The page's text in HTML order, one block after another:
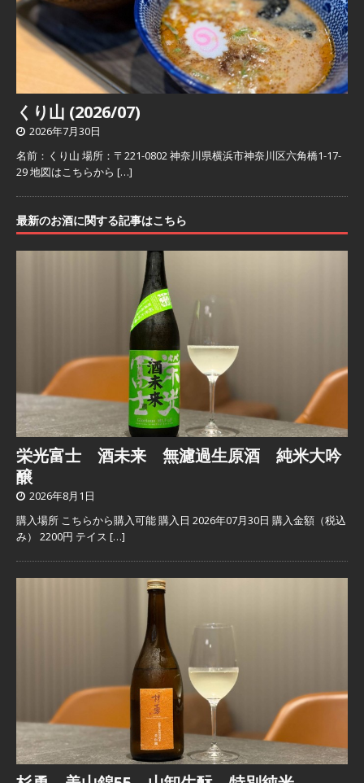
くり山 (2026/07)
2026年7月30日
名前：くり山 場所：〒221-0802 神奈川県横浜市神奈川区六角橋1-17-
29 地図はこちらから […]
最新のお酒に関する記事はこちら
栄光富士 酒未来 無濾過生原酒 純米大吟
醸
2026年8月1日
購入場所 こちらから購入可能 購入日 2026年07月30日 購入金額（税込
み） 2200円 テイス […]